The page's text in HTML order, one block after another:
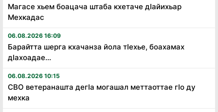
Магасе хьем боацача штаба кхетаче дӏайихьар
Мехкадас
06.08.2026 16:09
Барайтта шерга кхачанза йола тӏехье, боахамах
дӏахоадае...
06.08.2026 10:15
СВО ветеранашта дегӏа могашал меттаоттае гӏо ду
мехка